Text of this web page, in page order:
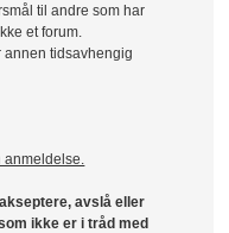
til andre som har
et forum.
annen tidsavhengig
anmeldelse.
avslå eller
ikke er i tråd med